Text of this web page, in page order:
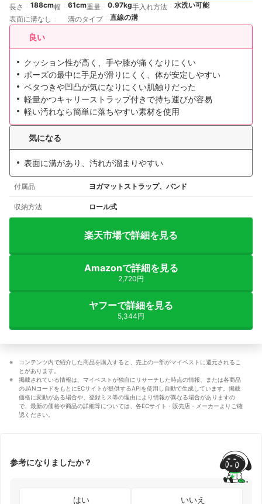
長さ 188cm幅 61cm重量 0.97kg手入れ方法
水洗い可能
表面に溝なし
溝のタイプ 直線の溝
良い
クッション性が高く、手や膝が痛くなりにくい
ポーズの最中に手足が滑りにくく、体が安定しやすい
ベタつきや凹凸が気になりにくい肌触りだった
軽量かつキャリーストラップ付きで持ち運びが容易
軽い汚れなら簡単に落ちやすい素材を使用
気になる
表面に溝があり、汚れが溜まりやすい
付属品 ヨガマットストラップ、バンド
収納方法 ロール式
楽天市場で詳細を見る
Amazonで詳細を見る
2,720円
ヤフーで詳細を見る
5,344円
コンテンツ内で紹介した商品を購入すると、売上の一部がマイベストに還元されるこ
とがあります。
掲載されている情報は、マイベストが独自にリサーチした時点の情報、または各商品
のJANコードをもとにECサイトが提供するAPIを使用し自動で生成しています。掲載
価格に変動がある場合や、登録ミス等の理由により情報が異なる場合がありますの
で、最新の価格や商品の詳細等については、各ECサイト・販売店・メーカーよりご確
認ください。
参考になりましたか？
はい いいえ